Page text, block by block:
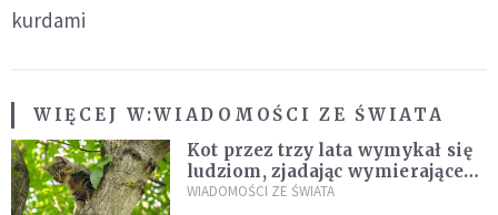
kurdami
WIĘCEJ W:WIADOMOŚCI ZE ŚWIATA
Kot przez trzy lata wymykał się
ludziom, zjadając wymierające
kaczki. W końcu popełnił
WIADOMOŚCI ZE ŚWIATA